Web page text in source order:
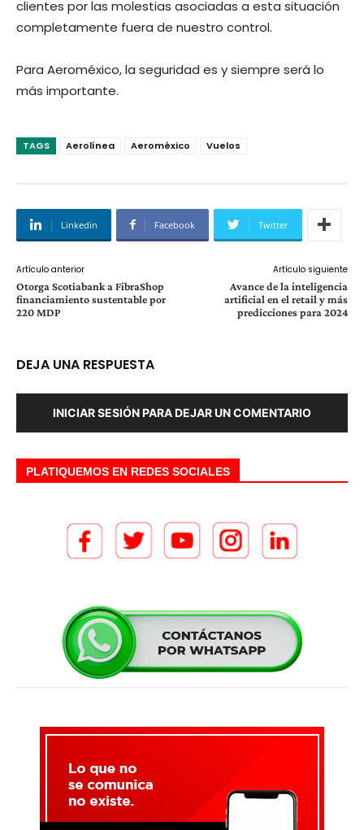
clientes por las molestias asociadas a esta situación
completamente fuera de nuestro control.
Para Aeroméxico, la seguridad es y siempre será lo
más importante.
TAGS Aerolínea Aeroméxico Vuelos
Linkedin Facebook Twitter
Artículo anterior
Otorga Scotiabank a FibraShop
financiamiento sustentable por
220 MDP
Artículo siguiente
Avance de la inteligencia
artificial en el retail y más
predicciones para 2024
DEJA UNA RESPUESTA
INICIAR SESIÓN PARA DEJAR UN COMENTARIO
PLATIQUEMOS EN REDES SOCIALES